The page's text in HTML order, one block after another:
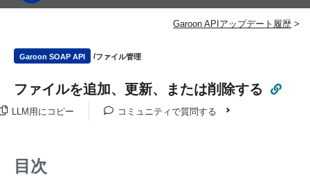
Garoon APIアップデート履歴
Garoon SOAP API ファイル管理
ファイルを追加、更新、または削除する
LLM用にコピー コミュニティで質問する
目次